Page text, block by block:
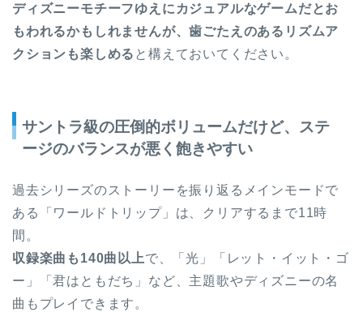
ディズニーモチーフゆえにカジュアルなゲームだとお
もわれるかもしれませんが、歯ごたえのあるリズムア
クションも楽しめる と構えておいてください。
サントラ級の圧倒的ボリュームだけど、ステ
ージのバランスが悪く飽きやすい
過去シリーズのストーリーを振り返るメインモードで
ある「ワールドトリップ」は、クリアするまで11時
間。
収録楽曲も140曲以上で、「光」「レット・イット・ゴ
ー」「君はともだち」など、主題歌やディズニーの名
曲もプレイできます。